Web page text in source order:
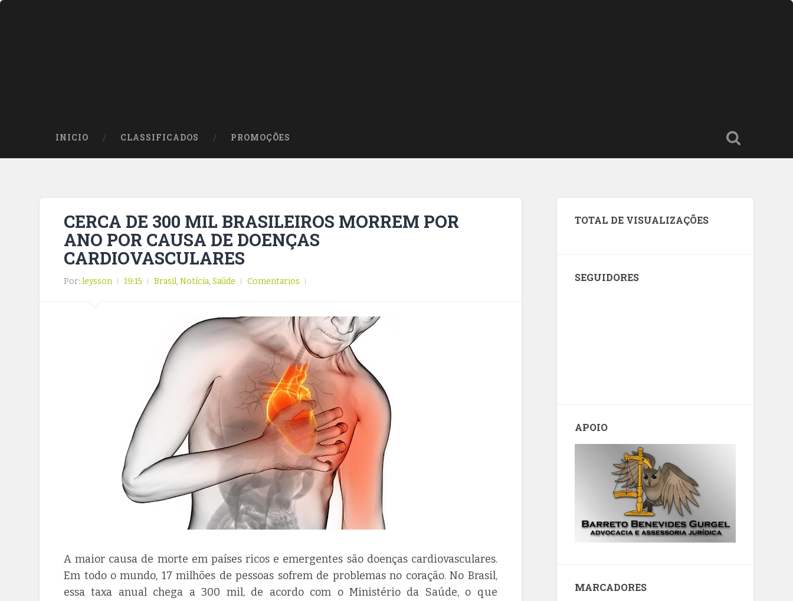
INICIO CLASSIFICADOS PROMOÇÕES
CERCA DE 300 MIL BRASILEIROS MORREM POR
ANO POR CAUSA DE DOENÇAS
CARDIOVASCULARES
Por:leysson 19:15 Brasil,Notícia,Saúde Comentarios
A maior causa de morte em países ricos e emergentes são doenças cardiovasculares.
Em todo o mundo, 17 milhões de pessoas sofrem de problemas no coração. No Brasil,
essa taxa anual chega a 300 mil, de acordo com o Ministério da Saúde, o que
TOTAL DE VISUALIZAÇÕES
SEGUIDORES
APOIO
MARCADORES